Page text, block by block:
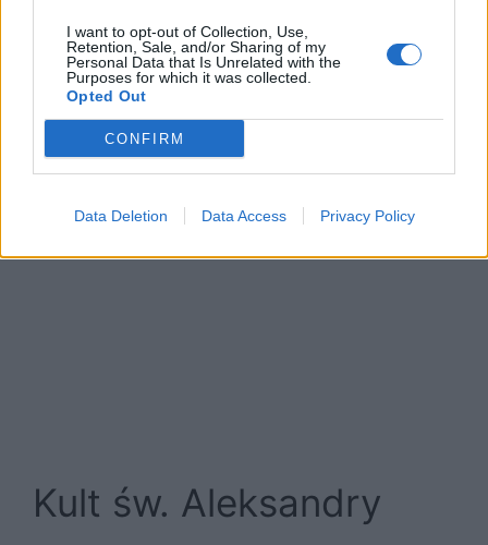
I want to opt-out of Collection, Use,
Retention, Sale, and/or Sharing of my
Personal Data that Is Unrelated with the
Purposes for which it was collected.
Opted Out
CONFIRM
Data Deletion Data Access Privacy Policy
Kult św. Aleksandry